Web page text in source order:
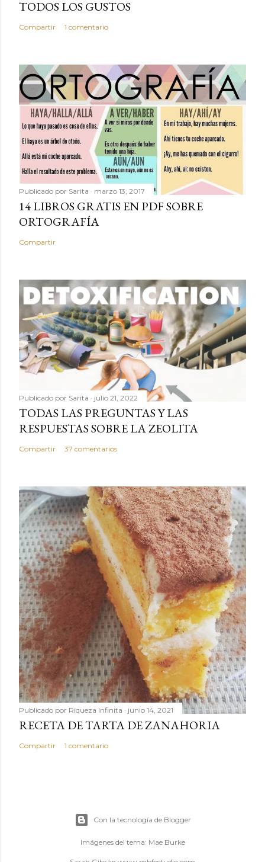
TODOS LOS GUSTOS
Compartir 1 comentario
Publicado por Sarita marzo 13, 2017
14 LIBROS GRATIS EN PDF SOBRE
ORTOGRAFÍA
Compartir
Publicado por Sarita julio 21, 2022
TODAS LAS PREGUNTAS Y LAS
RESPUESTAS SOBRE LA ZEOLITA
Compartir 37 comentarios
Publicado por Riqueza Infinita junio 14, 2021
RECETA DE TARTA DE ZANAHORIA
Compartir 1 comentario
Con la tecnología de Blogger
Imágenes del tema: Mae Burke